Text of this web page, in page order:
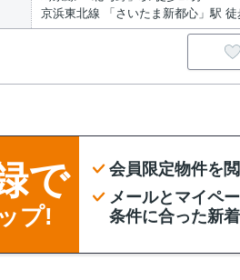
京浜東北線 「さいたま新都心」駅 徒
で
プ!
会員限定物件を
メールとマイペ
条件に合った新